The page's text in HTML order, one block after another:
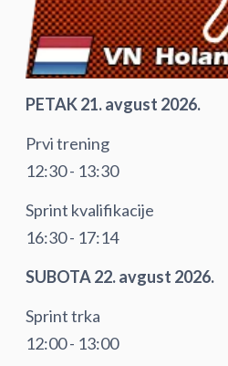
PETAK 21. avgust 2026.
Prvi trening
12:30 - 13:30
Sprint kvalifikacije
16:30 - 17:14
SUBOTA 22. avgust 2026.
Sprint trka
12:00 - 13:00